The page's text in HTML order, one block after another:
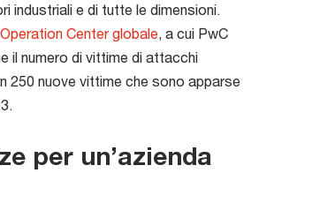
industriali e di tutte le dimensioni.
Center globale, a cui PwC
il numero di vittime di attacchi
250 nuove vittime che sono apparse
per un’azienda